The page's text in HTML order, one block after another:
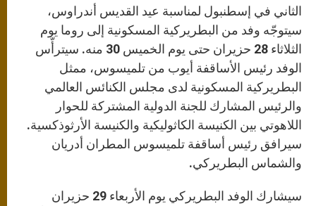
الثاني في إسطنبول لمناسبة عيد القديس أندراوس،
سيتوجّه وفد من البطريركية المسكونية إلى روما يوم
الثلاثاء 28 حزيران حتى يوم الخميس 30 منه. سيترأّس
الوفد رئيس الأساقفة أيوب من تلميسوس، ممثل
البطريركية المسكونية لدى مجلس الكنائس العالمي
والرئيس المشارك للجنة الدولية المشتركة للحوار
اللاهوتي بين الكنيسة الكاثوليكية والكنيسة الأرثوذكسية.
سيرافق رئيس أساقفة تلميسوس المطران أدريان
والشماس البطريركي.
سيشارك الوفد البطريركي يوم الأربعاء 29 حزيران